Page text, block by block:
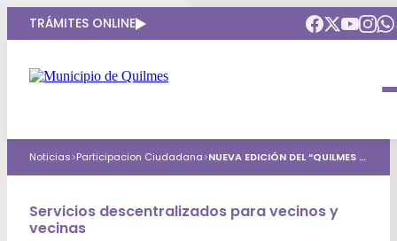
TRÁMITES ONLINE
Intendenta
Gobierno Abierto
Áreas de gobierno
Obras Públicas
Seguridad
ARQUI
Mi Quilmes Digital
Noticias>Participacion Ciudadana> NUEVA EDICIÓN DEL “QUILMES CERCA” EN LA SOCIEDAD DE FOMENTO DOS AVENIDAS
Servicios descentralizados para vecinos y
vecinas